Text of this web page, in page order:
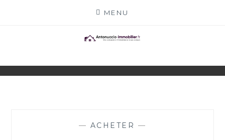
MENU
ANTONUCCIO-
IMMOBILIER.FR
ACTEURS
— ACHETER —